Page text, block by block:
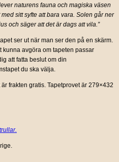
naturens fauna och magiska väsen
sitt syfte att bara vara. Solen går ner
och säger att det är dags att vila.”
ser ut när man ser den på en skärm.
kunna avgöra om tapeten passar
att fatta beslut om din
du ska välja.
frakten gratis. Tapetprovet är 279×432